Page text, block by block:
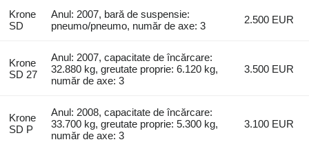
Krone
SD
Anul: 2007, bară de suspensie:
pneumo/pneumo, număr de axe: 3
2.500 EUR
Krone
SD 27
Anul: 2007, capacitate de încărcare:
32.880 kg, greutate proprie: 6.120 kg,
număr de axe: 3
3.500 EUR
Krone
SD P
Anul: 2008, capacitate de încărcare:
33.700 kg, greutate proprie: 5.300 kg,
număr de axe: 3
3.100 EUR